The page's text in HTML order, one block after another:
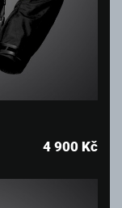
4 900 Kč